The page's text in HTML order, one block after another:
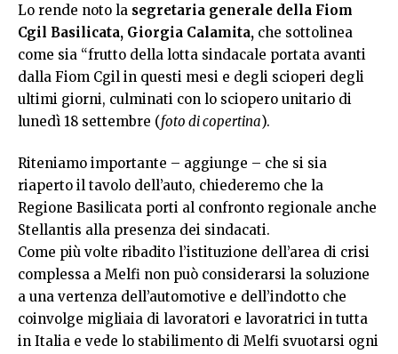
Lo rende noto la segretaria generale della Fiom
Cgil Basilicata, Giorgia Calamita, che sottolinea
come sia “frutto della lotta sindacale portata avanti
dalla Fiom Cgil in questi mesi e degli scioperi degli
ultimi giorni, culminati con lo sciopero unitario di
lunedì 18 settembre (foto di copertina).
Riteniamo importante – aggiunge – che si sia
riaperto il tavolo dell’auto, chiederemo che la
Regione Basilicata porti al confronto regionale anche
Stellantis alla presenza dei sindacati.
Come più volte ribadito l’istituzione dell’area di crisi
complessa a Melfi non può considerarsi la soluzione
a una vertenza dell’automotive e dell’indotto che
coinvolge migliaia di lavoratori e lavoratrici in tutta
in Italia e vede lo stabilimento di Melfi svuotarsi ogni